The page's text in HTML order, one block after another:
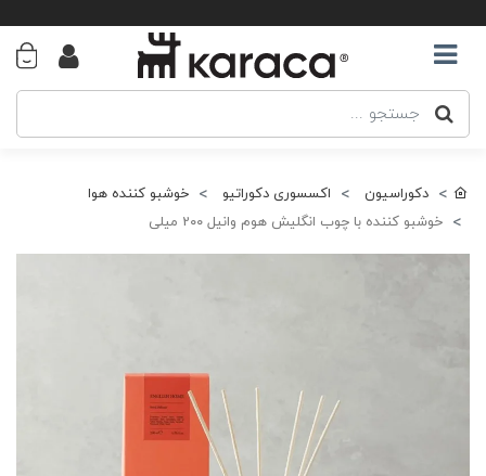
دکوراسیون اکسسوری دکوراتیو
خوشبو کننده هوا
خوشبو کننده با چوب انگلیش هوم وانیل 2۰۰ میلی